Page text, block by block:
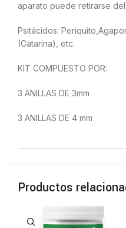
aparato puede retirarse
Psitácidos:
(Catarina), etc.
KIT COMPUESTO POR:
3 ANILLAS DE 3mm
3 ANILLAS DE 4 mm
Productos